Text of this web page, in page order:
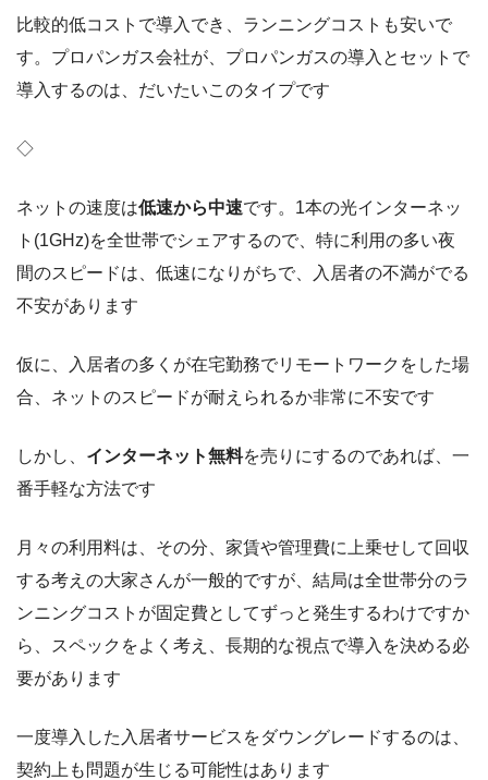
比較的低コストで導入でき、ランニングコストも安いで
す。プロパンガス会社が、プロパンガスの導入とセットで
導入するのは、だいたいこのタイプです
◇
ネットの速度は低速から中速です。1本の光インターネッ
ト(1GHz)を全世帯でシェアするので、特に利用の多い夜
間のスピードは、低速になりがちで、入居者の不満がでる
不安があります
仮に、入居者の多くが在宅勤務でリモートワークをした場
合、ネットのスピードが耐えられるか非常に不安です
しかし、 インターネット無料を売りにするのであれば、一
番手軽な方法です
月々の利用料は、その分、家賃や管理費に上乗せして回収
する考えの大家さんが一般的ですが、結局は全世帯分のラ
ンニングコストが固定費としてずっと発生するわけですか
ら、スペックをよく考え、長期的な視点で導入を決める必
要があります
一度導入した入居者サービスをダウングレードするのは、
契約上も問題が生じる可能性はあります